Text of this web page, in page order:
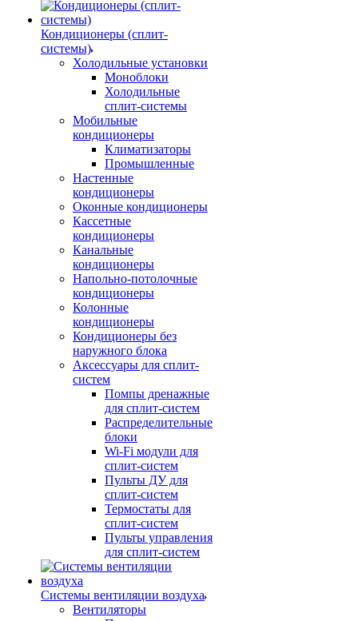
Кондиционеры (сплит-
системы)
Холодильные установки
Моноблоки
Холодильные
сплит-системы
Мобильные
кондиционеры
Климатизаторы
Промышленные
Настенные
кондиционеры
Оконные кондиционеры
Кассетные
кондиционеры
Канальные
кондиционеры
Напольно-потолочные
кондиционеры
Колонные
кондиционеры
Кондиционеры без
наружного блока
Аксессуары для сплит-
систем
Помпы дренажные
для сплит-систем
Распределительные
блоки
Wi-Fi модули для
сплит-систем
Пульты ДУ для
сплит-систем
Термостаты для
сплит-систем
Пульты управления
для сплит-систем
Системы вентиляции воздуха
Вентиляторы